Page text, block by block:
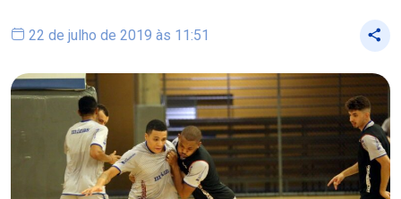
22 de julho de 2019 às 11:51